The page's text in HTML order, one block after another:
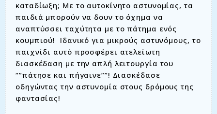
καταδίωξη; Με το αυτοκίνητο αστυνομίας, τα
παιδιά μπορούν να δουν το όχημα να
αναπτύσσει ταχύτητα με το πάτημα ενός
κουμπιού! ️ Ιδανικό για μικρούς αστυνόμους, το
παιχνίδι αυτό προσφέρει ατελείωτη
διασκέδαση με την απλή λειτουργία του
“”πάτησε και πήγαινε””! Διασκέδασε
οδηγώντας την αστυνομία στους δρόμους της
φαντασίας!